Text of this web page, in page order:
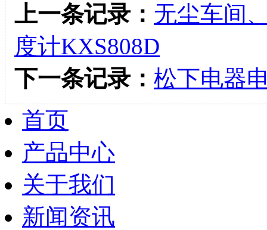
上一条记录： 无尘车间
度计KXS808D
下一条记录： 松下电器
首页
产品中心
关于我们
新闻资讯